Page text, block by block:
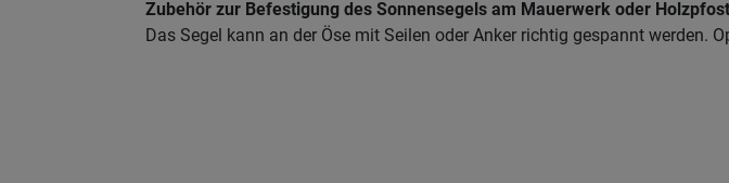
Zubehör zur Befestigung des Sonnensegels am Mauerwerk oder
Das Segel kann an der Öse mit Seilen oder Anker richtig gespannt werden.